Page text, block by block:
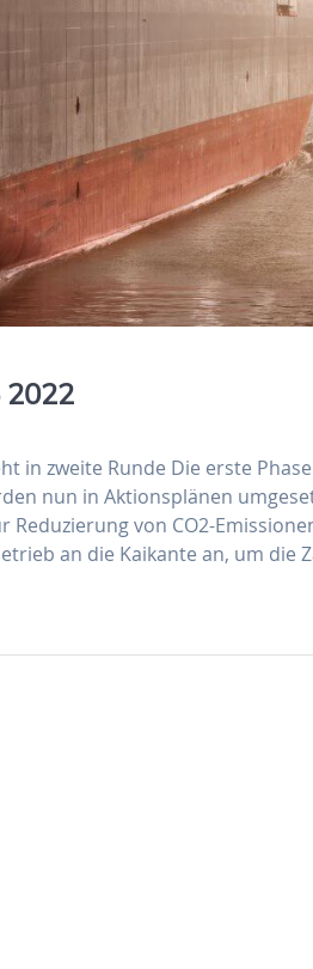
2022
in zweite Runde Die erste
nun in Aktionsplänen
Reduzierung von CO2-
an die Kaikante an, um die